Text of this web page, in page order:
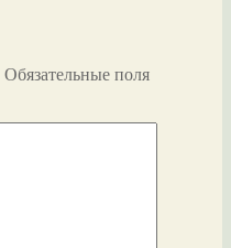
Обязательные поля